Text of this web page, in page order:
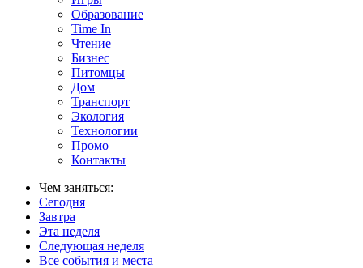
Образование
Time In
Чтение
Бизнес
Питомцы
Дом
Транспорт
Экология
Технологии
Промо
Контакты
Чем заняться:
Сегодня
Завтра
Эта неделя
Следующая неделя
Все события и места